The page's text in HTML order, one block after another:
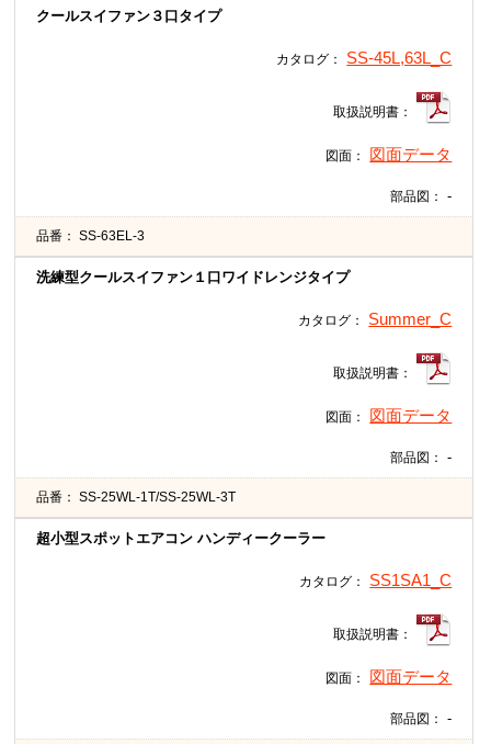
クールスイファン３口タイプ
カタログ： SS-45L,63L_C
取扱説明書：
図面： 図面データ
部品図： -
品番： SS-63EL-3
洗練型クールスイファン１口ワイドレンジタイプ
カタログ： Summer_C
取扱説明書：
図面： 図面データ
部品図： -
品番： SS-25WL-1T/SS-25WL-3T
超小型スポットエアコン ハンディークーラー
カタログ： SS1SA1_C
取扱説明書：
図面： 図面データ
部品図： -